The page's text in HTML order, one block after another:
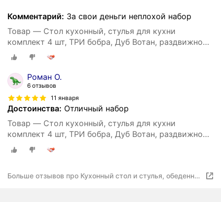
Комментарий: За свои деньги неплохой набор
Товар — Стол кухонный, стулья для кухни
комплект 4 шт, ТРИ бобра, Дуб Вотан, раздвижной,
110х70х75 см
Роман О.
6 отзывов
11 января
Достоинства: Отличный набор
Товар — Стол кухонный, стулья для кухни
комплект 4 шт, ТРИ бобра, Дуб Вотан, раздвижной,
110х70х75 см
Больше отзывов про Кухонный стол и стулья, обеденная